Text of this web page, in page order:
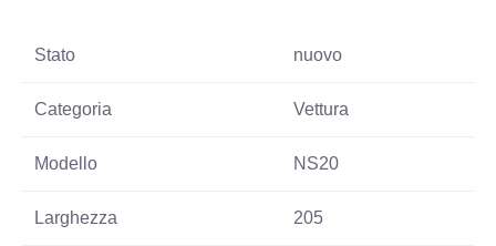
Stato nuovo
Categoria Vettura
Modello NS20
Larghezza 205